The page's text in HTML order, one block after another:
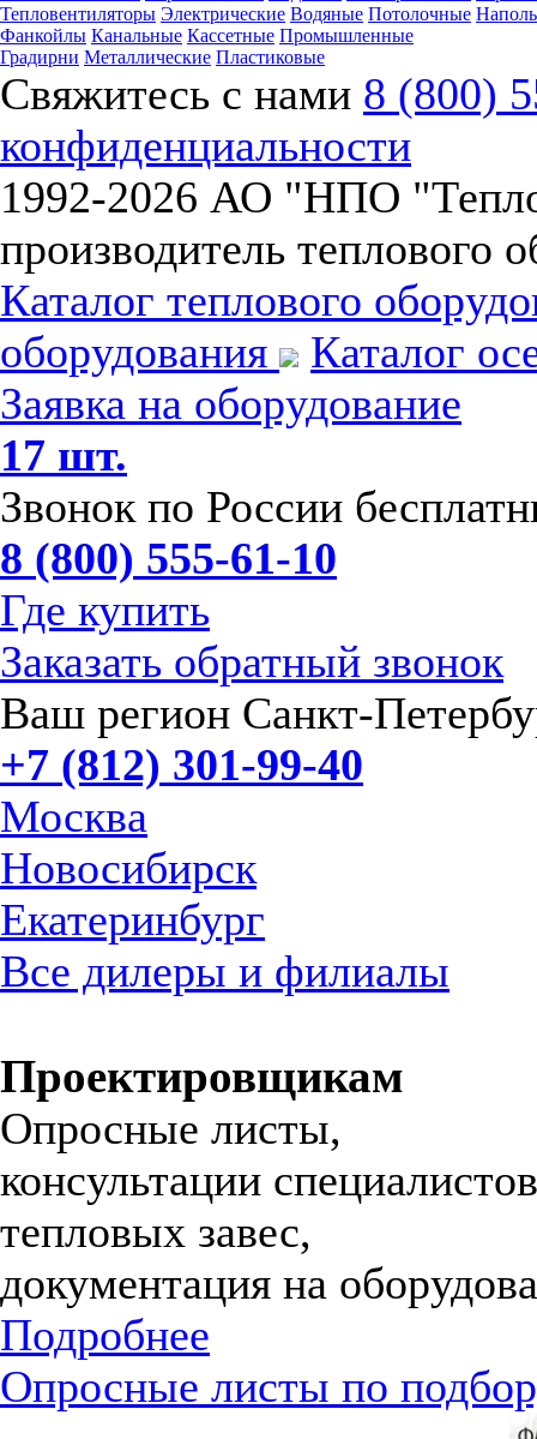
Тепловентиляторы Электрические Водяные Потолочные
Фанкойлы Канальные Кассетные Промышленные
Градирни Металлические Пластиковые
Свяжитесь с нами 8 (800)
конфиденциальности
1992-2026 АО "НПО
производитель теплового
Каталог теплового
оборудования
Каталог
Заявка на оборудование
17 шт.
Звонок по России
8 (800) 555-61-10
Где купить
Заказать обратный звонок
Ваш регион Санкт-
+7 (812) 301-99-40
Москва
Новосибирск
Екатеринбург
Все дилеры и филиалы
Проектировщикам
Опросные листы,
консультации
тепловых завес,
документация на
Подробнее
Опросные листы по